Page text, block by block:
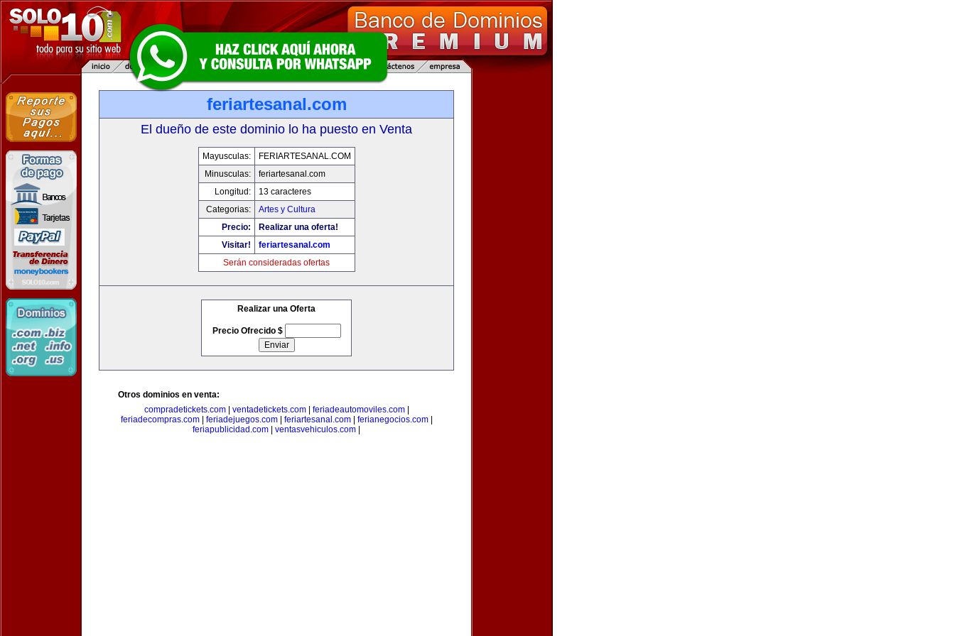
feriartesanal.com
El dueño de este dominio lo ha puesto en Venta
Mayusculas:
FERIARTESANAL.COM
Minusculas:
feriartesanal.com
Longitud:
13 caracteres
Categorias:
Artes y Cultura
Precio:
Realizar una oferta!
Visitar!
feriartesanal.com
Serán consideradas ofertas
Realizar una Oferta
Precio Ofrecido $
Otros dominios en venta:
compradetickets.com| ventadetickets.com| feriadeautomoviles.com|
feriadecompras.com| feriadejuegos.com| feriartesanal.com| ferianegocios.com|
feriapublicidad.com
ventasvehiculos.com